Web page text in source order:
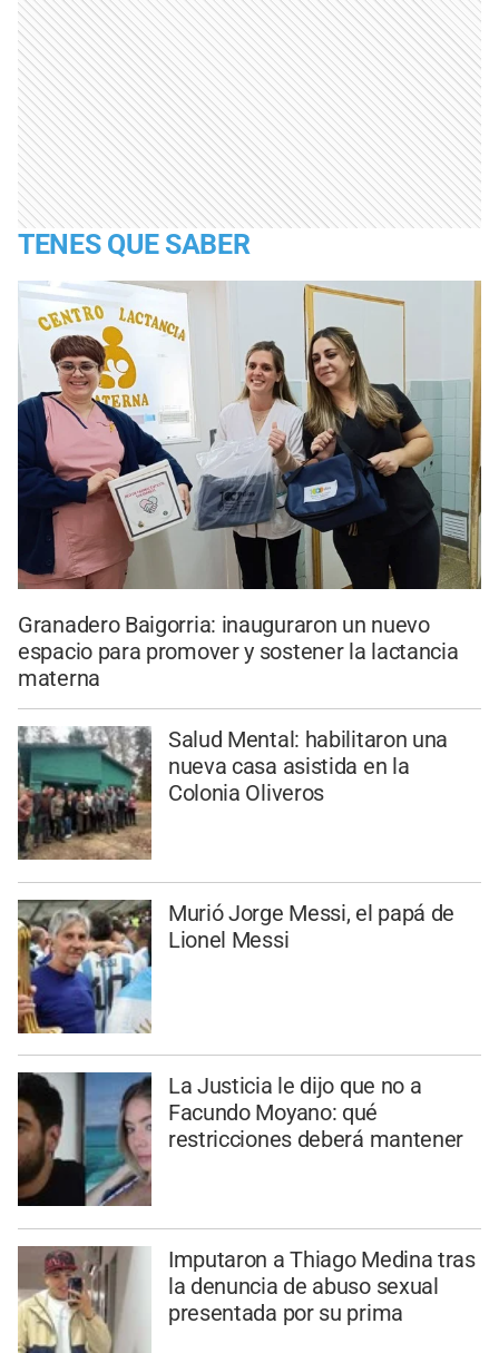
TENES QUE SABER
Granadero Baigorria: inauguraron un nuevo
espacio para promover y sostener la lactancia
materna
Salud Mental: habilitaron una
nueva casa asistida en la
Colonia Oliveros
Murió Jorge Messi, el papá de
Lionel Messi
La Justicia le dijo que no a
Facundo Moyano: qué
restricciones deberá mantener
Imputaron a Thiago Medina tras
la denuncia de abuso sexual
presentada por su prima